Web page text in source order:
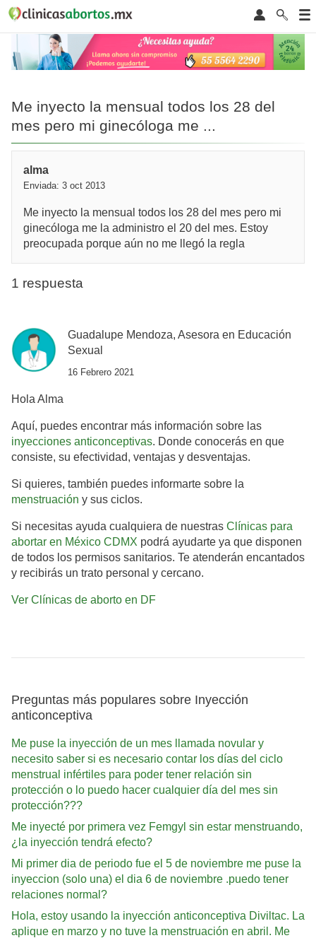
Me inyecto la mensual todos los 28 del
mes pero mi ginecóloga me ...
alma
Enviada: 3 oct 2013
Me inyecto la mensual todos los 28 del mes pero mi
ginecóloga me la administro el 20 del mes. Estoy
preocupada porque aún no me llegó la regla
1 respuesta
Guadalupe Mendoza, Asesora en Educación
Sexual
16 Febrero 2021
Hola Alma
Aquí, puedes encontrar más información sobre las
inyecciones anticonceptivas. Donde conocerás en que
consiste, su efectividad, ventajas y desventajas.
Si quieres, también puedes informarte sobre la
menstruación y sus ciclos.
Si necesitas ayuda cualquiera de nuestras Clínicas para
abortar en México CDMX podrá ayudarte ya que disponen
de todos los permisos sanitarios. Te atenderán encantados
y recibirás un trato personal y cercano.
Ver Clínicas de aborto en DF
Preguntas más populares sobre Inyección
anticonceptiva
Me puse la inyección de un mes llamada novular y
necesito saber si es necesario contar los días del ciclo
menstrual infértiles para poder tener relación sin
protección o lo puedo hacer cualquier día del mes sin
protección???
Me inyecté por primera vez Femgyl sin estar menstruando,
¿la inyección tendrá efecto?
Mi primer dia de periodo fue el 5 de noviembre me puse la
inyeccion (solo una) el dia 6 de noviembre .puedo tener
relaciones normal?
Hola, estoy usando la inyección anticonceptiva Diviltac. La
aplique en marzo y no tuve la menstruación en abril. Me